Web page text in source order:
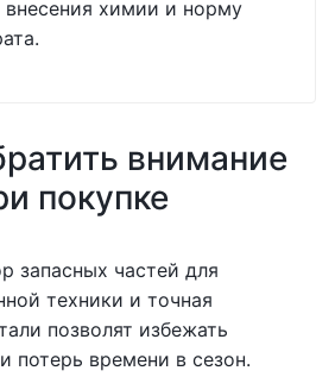
внесения химии и норму
внимание
покупке
запасных частей для
техники и точная
позволят избежать
потерь времени в сезон.